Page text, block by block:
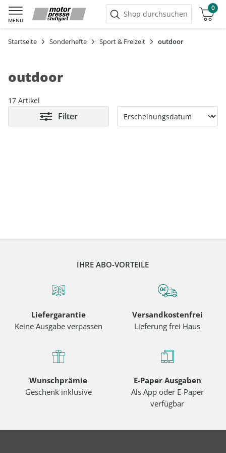
MENÜ
Shop durchsuchen
0
Warenkorb
Startseite Sonderhefte Sport & Freizeit outdoor
outdoor
17 Artikel
Filter
IHRE ABO-VORTEILE
Liefergarantie
Keine Ausgabe verpassen
Versandkostenfrei
Lieferung frei Haus
Wunschprämie
Geschenk inklusive
E-Paper Ausgaben
Als App oder E-Paper
verfügbar